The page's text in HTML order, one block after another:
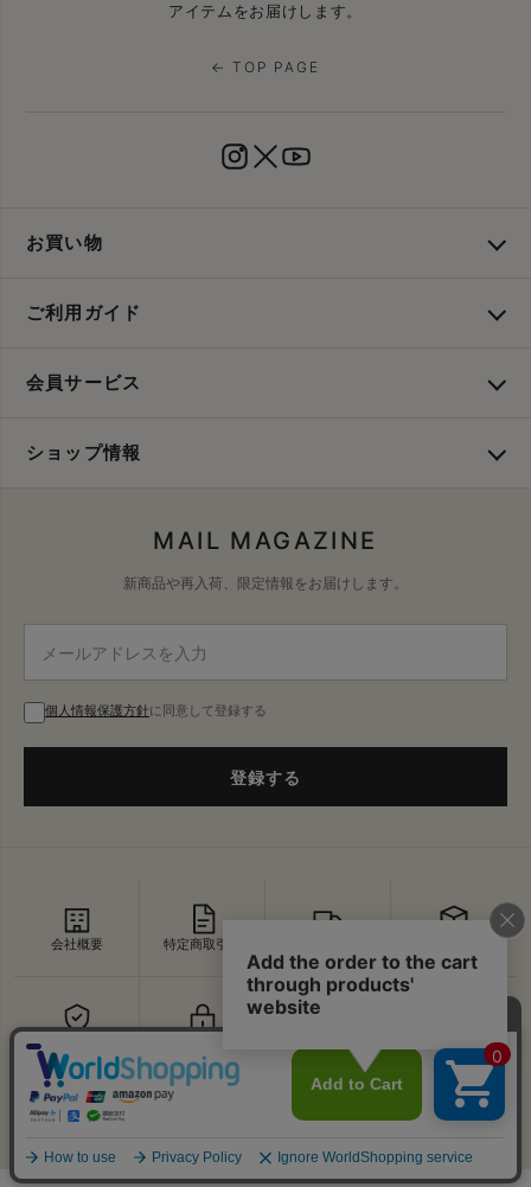
アイテムをお届けします。
← TOP PAGE
お買い物
ご利用ガイド
会員サービス
ショップ情報
MAIL MAGAZINE
新商品や再入荷、限定情報をお届けします。
個人情報保護方針に同意して登録する
登録する
会社概要 特定商取引法
セキュリティ お問い合わせ
↑
PAGE TOP